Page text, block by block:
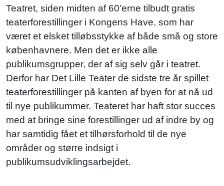
Teatret, siden midten af60’erne tilbudt gratis
teaterforestillinger i Kongens Have, som har
været et elsket till øbsstykke af både små og store
københavnere. Men det er ikke alle
publikumsgrupper, der afsig selv går i teatret.
Derfor har Det Lille Teater de sidste tre år spillet
teaterforestillinger på kanten af byen for at nå ud
til nye publikummer. Teateret har haft stor succes
med at bringe sine forestillinger ud af indre by og
har samtidig fået et tilhørsforhold til de nye
områder og større indsigt i
publikumsudviklingsarbejdet.